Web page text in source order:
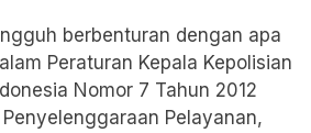
berbenturan dengan apa
Peraturan Kepala Kepolisian
Nomor 7 Tahun 2012
Pelayanan,